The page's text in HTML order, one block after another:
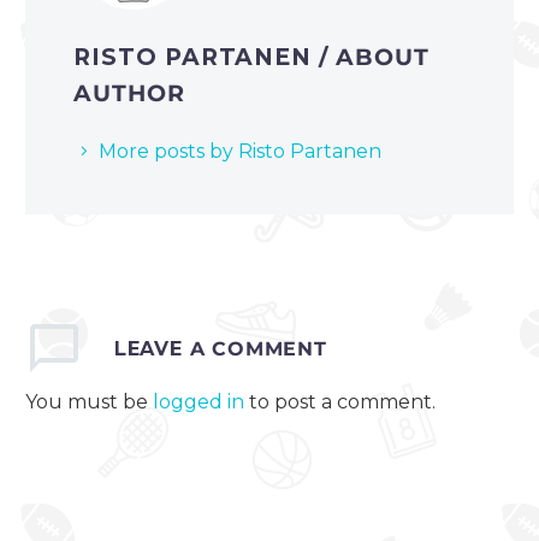
RISTO PARTANEN/ ABOUT
AUTHOR
More posts by Risto Partanen
LEAVE A COMMENT
You must be logged in to post a comment.